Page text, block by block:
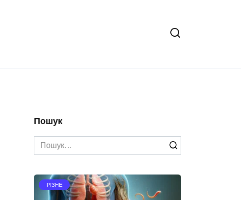
Пошук
Search
for:
РІЗНЕ